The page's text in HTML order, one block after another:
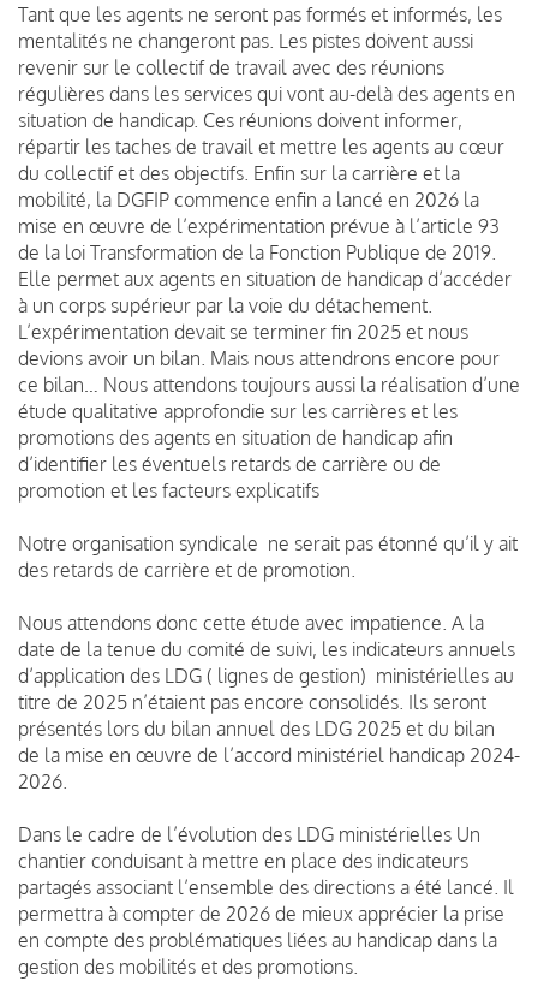
Tant que les agents ne seront pas formés et informés, les
mentalités ne changeront pas. Les pistes doivent aussi
revenir sur le collectif de travail avec des réunions
régulières dans les services qui vont au-delà des agents en
situation de handicap. Ces réunions doivent informer,
répartir les taches de travail et mettre les agents au cœur
du collectif et des objectifs. Enfin sur la carrière et la
mobilité, la DGFIP commence enfin a lancé en 2026 la
mise en œuvre de l’expérimentation prévue à l’article 93
de la loi Transformation de la Fonction Publique de 2019.
Elle permet aux agents en situation de handicap d’accéder
à un corps supérieur par la voie du détachement.
L’expérimentation devait se terminer fin 2025 et nous
devions avoir un bilan. Mais nous attendrons encore pour
ce bilan… Nous attendons toujours aussi la réalisation d’une
étude qualitative approfondie sur les carrières et les
promotions des agents en situation de handicap afin
d’identifier les éventuels retards de carrière ou de
promotion et les facteurs explicatifs
Notre organisation syndicale ne serait pas étonné qu’il y ait
des retards de carrière et de promotion.
Nous attendons donc cette étude avec impatience. A la
date de la tenue du comité de suivi, les indicateurs annuels
d’application des LDG ( lignes de gestion) ministérielles au
titre de 2025 n’étaient pas encore consolidés. Ils seront
présentés lors du bilan annuel des LDG 2025 et du bilan
de la mise en œuvre de l’accord ministériel handicap 2024-
2026.
Dans le cadre de l’évolution des LDG ministérielles Un
chantier conduisant à mettre en place des indicateurs
partagés associant l’ensemble des directions a été lancé. Il
permettra à compter de 2026 de mieux apprécier la prise
en compte des problématiques liées au handicap dans la
gestion des mobilités et des promotions.